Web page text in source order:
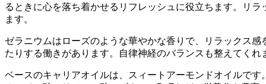
るときに心を落ち着かせるリフレッシュに役立ちます。リ
ます。
ゼラニウムはローズのような華やかな香りで、リラックス
たりする働きがあります。自律神経のバランスも整えてくれ
ベースのキャリアオイルは、スィートアーモンドオイルです